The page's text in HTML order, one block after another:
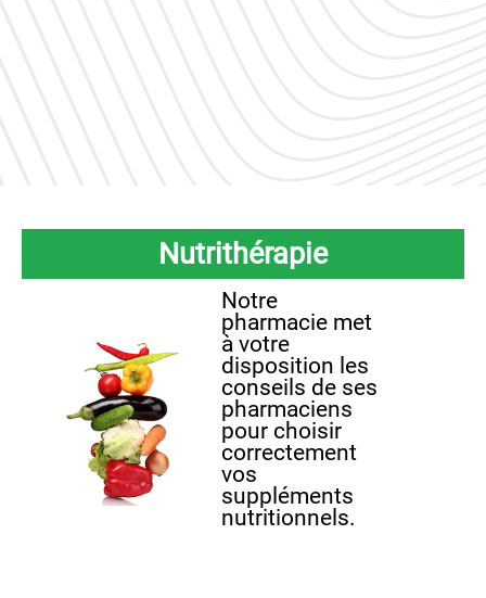
Nutrithérapie
Notre
pharmacie met
à votre
disposition les
conseils de ses
pharmaciens
pour choisir
correctement
vos
suppléments
nutritionnels.